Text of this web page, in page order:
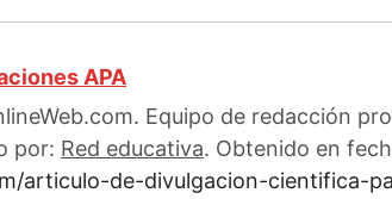
APA
Equipo de redacción
por: Red educativa. Obtenido en
articulo-de-divulgacion-cientifica-